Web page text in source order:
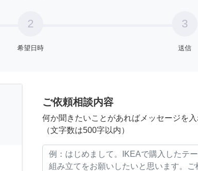
2
希望日時
3
送信
ご依頼相談内容
何か聞きたいことがあればメッセージを
（文字数は500字以内）